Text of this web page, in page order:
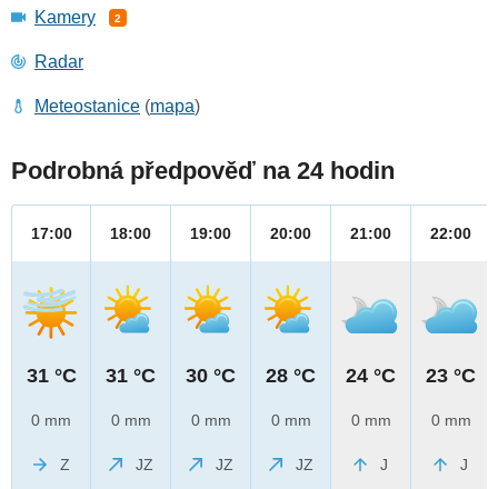
Kamery 2
Radar
Meteostanice (mapa)
Podrobná předpověď na 24 hodin
17:00
31 °C
0 mm
Z
18:00
31 °C
0 mm
JZ
19:00
30 °C
0 mm
JZ
20:00
28 °C
0 mm
JZ
21:00
24 °C
0 mm
J
22:00
23 °C
0 mm
J